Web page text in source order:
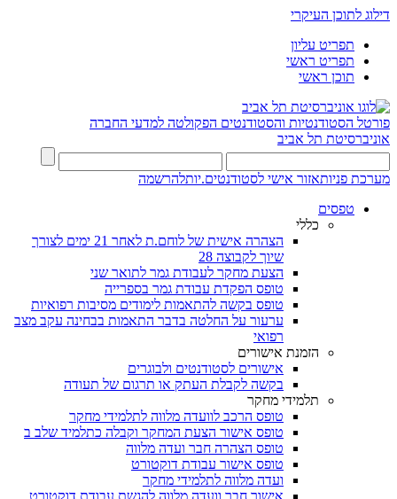
דילוג לתוכן העיקרי
תפריט עליון
תפריט ראשי
תוכן ראשי
פורטל הסטודנטיות והסטודנטים הפקולטה למדעי החברה
אוניברסיטת תל אביב
מערכת פניותאזור אישי לסטודנטים.יותלהרשמה
טפסים
כללי
הצהרה אישית של לוחם.ת לאחר 21 ימים לצורך
שיוך לקבוצה 28
הצעת מחקר לעבודת גמר לתואר שני
טופס הפקדת עבודת גמר בספרייה
טופס בקשה להתאמות לימודים מסיבות רפואיות
ערעור על החלטה בדבר התאמות בבחינה עקב מצב
רפואי
הזמנת אישורים
אישורים לסטודנטים ולבוגרים
בקשה לקבלת העתק או תרגום של תעודה
תלמידי מחקר
טופס הרכב לוועדה מלווה לתלמידי מחקר
טופס אישור הצעת המחקר וקבלה כתלמיד שלב ב
טופס הצהרה חבר ועדה מלווה
טופס אישור עבודת דוקטורט
ועדה מלווה לתלמידי מחקר
אישור חבר וועדה מלווה להגשת עבודת דוקטורט